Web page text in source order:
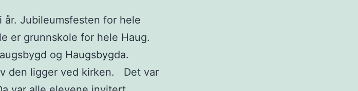
år. Jubileumsfesten for hele
er grunnskole for hele Haug.
og Haugsbygda.
den ligger ved kirken. Det var